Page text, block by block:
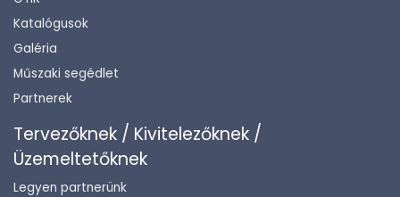
Katalógusok
Galéria
Műszaki segédlet
Partnerek
Tervezőknek / Kivitelezőknek /
Üzemeltetőknek
Legyen partnerünk